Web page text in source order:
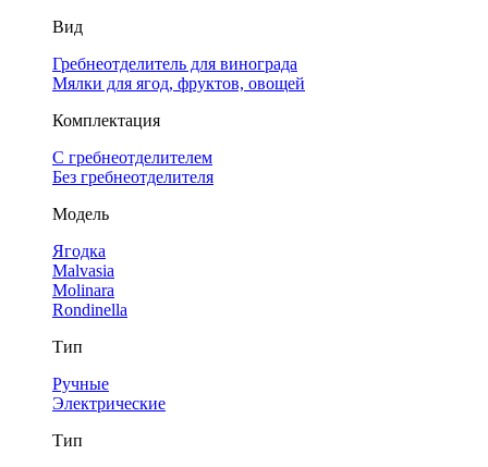
Вид
Гребнеотделитель для винограда
Мялки для ягод, фруктов, овощей
Комплектация
С гребнеотделителем
Без гребнеотделителя
Модель
Ягодка
Malvasia
Molinara
Rondinella
Тип
Ручные
Электрические
Тип